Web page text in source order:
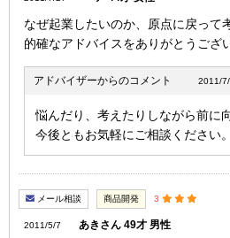
なぜ起業したいのか、原点に戻って
的確なアドバイスをありがとうござ
アドバイザーからのコメント 2011/
悩んだり、考えたりしながら前に
今後ともお気軽にご相談ください。
メール相談 商品開発 3
2011/5/7 あきさん 49才 男性